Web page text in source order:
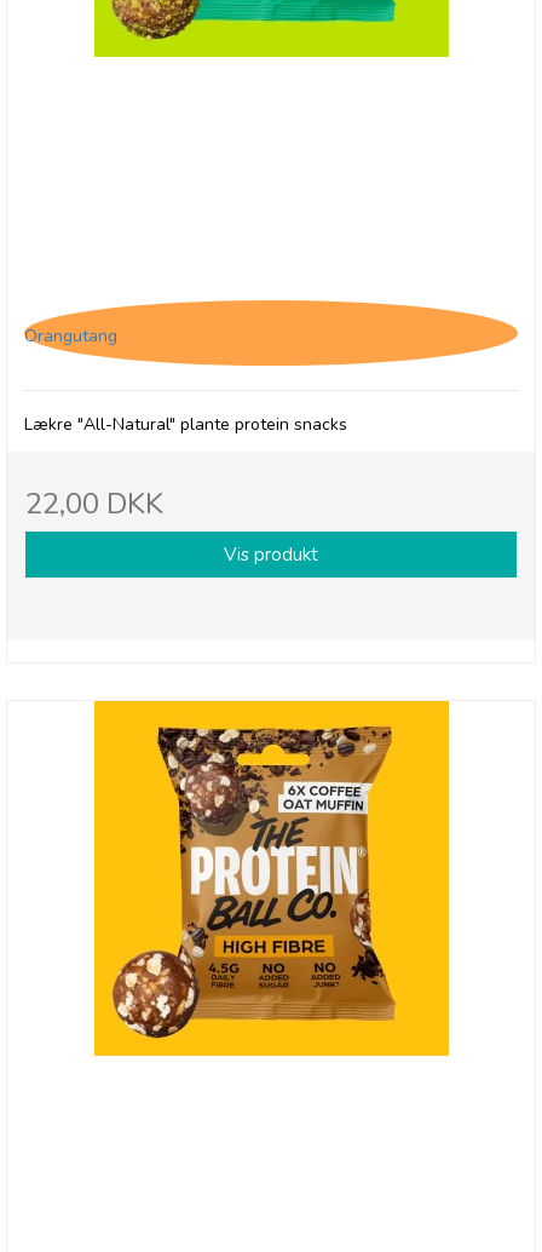
Orangutang
Lækre "All-Natural" plante protein snacks
22,00 DKK
Vis produkt